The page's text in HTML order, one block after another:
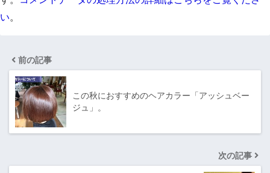
い。
前の記事
この秋におすすめのヘアカラー「アッシュベー
ジュ」。
次の記事